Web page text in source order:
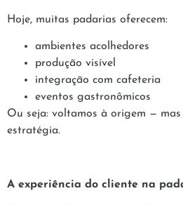
Hoje, muitas padarias oferecem:
ambientes acolhedores
produção visível
integração com cafeteria
eventos gastronômicos
Ou seja: voltamos à origem — mas
estratégia.
A experiência do cliente na